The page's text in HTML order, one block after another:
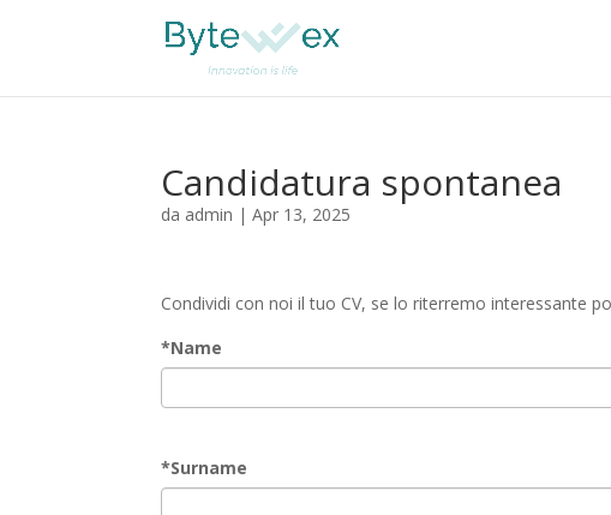
Candidatura spontanea
da admin |Apr 13, 2025
Condividi con noi il tuo CV, se lo riterremo interessante
*Name
*Surname